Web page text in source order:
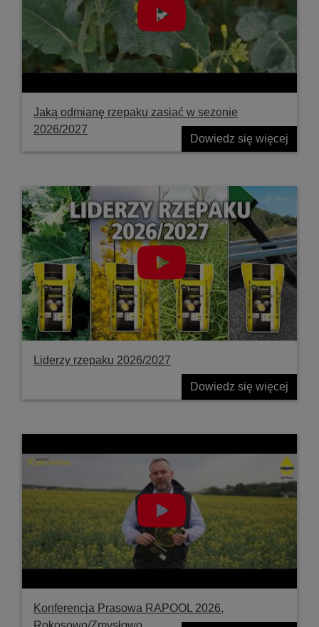
Jaką odmianę rzepaku zasiać w sezonie
2026/2027
Dowiedz się więcej
Liderzy rzepaku 2026/2027
Dowiedz się więcej
Konferencja Prasowa RAPOOL 2026,